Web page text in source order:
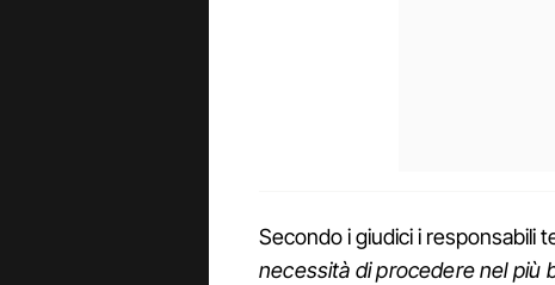
Secondo i giudici i responsabili
necessità di procedere nel più